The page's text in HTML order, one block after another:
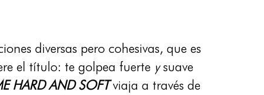
diversas pero cohesivas, que es
el título: te golpea fuerte ysuave
HARD AND SOFTviaja a través de